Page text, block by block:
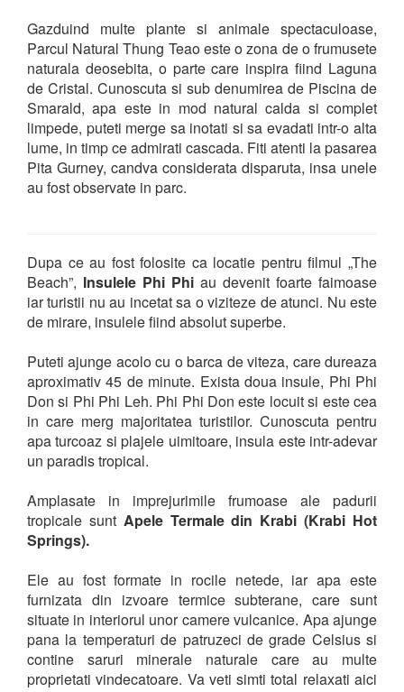
Gazduind multe plante si animale spectaculoase,
Parcul Natural Thung Teao este o zona de o frumusete
naturala deosebita, o parte care inspira fiind Laguna
de Cristal. Cunoscuta si sub denumirea de Piscina de
Smarald, apa este in mod natural calda si complet
limpede, puteti merge sa inotati si sa evadati intr-o alta
lume, in timp ce admirati cascada. Fiti atenti la pasarea
Pita Gurney, candva considerata disparuta, insa unele
au fost observate in parc.
Dupa ce au fost folosite ca locatie pentru filmul „The
Beach”, Insulele Phi Phi au devenit foarte faimoase
iar turistii nu au incetat sa o viziteze de atunci. Nu este
de mirare, insulele fiind absolut superbe.
Puteti ajunge acolo cu o barca de viteza, care dureaza
aproximativ 45 de minute. Exista doua insule, Phi Phi
Don si Phi Phi Leh. Phi Phi Don este locuit si este cea
in care merg majoritatea turistilor. Cunoscuta pentru
apa turcoaz si plajele uimitoare, insula este intr-adevar
un paradis tropical.
Amplasate in imprejurimile frumoase ale padurii
tropicale sunt Apele Termale din Krabi (Krabi Hot
Springs).
Ele au fost formate in rocile netede, iar apa este
furnizata din izvoare termice subterane, care sunt
situate in interiorul unor camere vulcanice. Apa ajunge
pana la temperaturi de patruzeci de grade Celsius si
contine saruri minerale naturale care au multe
proprietati vindecatoare. Va veti simti total relaxati aici